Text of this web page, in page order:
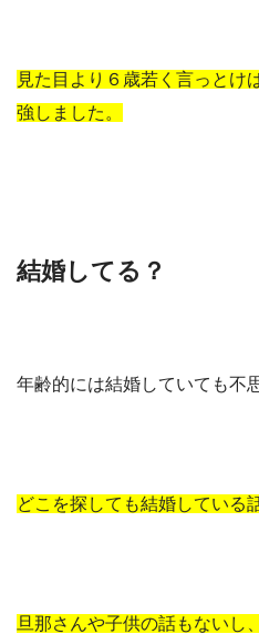
見た目より６歳若く言っとけ
強しました。
結婚してる？
年齢的には結婚していても不
どこを探しても結婚している
旦那さんや子供の話もないし、